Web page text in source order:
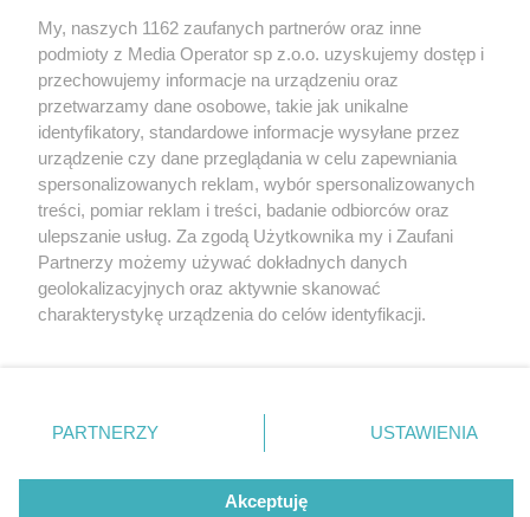
1 / 0
Wydawca mediów lokalnych
Nie zapomnij
zapoznać się z:
polityką prywatności regulamin korzystania z portali
Twojemiasto
Piekary Śląskie
Chorzów
Tarnowskie Góry
Gliwice
Skontakuj sięz nami
Kontakt
Wydawca
Redakcja
My, naszych 1162 zaufanych partnerów oraz inne
podmioty z Media Operator sp z.o.o. uzyskujemy dostęp i
przechowujemy informacje na urządzeniu oraz
przetwarzamy dane osobowe, takie jak unikalne
identyfikatory, standardowe informacje wysyłane przez
urządzenie czy dane przeglądania w celu zapewniania
spersonalizowanych reklam, wybór spersonalizowanych
treści, pomiar reklam i treści, badanie odbiorców oraz
ulepszanie usług. Za zgodą Użytkownika my i Zaufani
Partnerzy możemy używać dokładnych danych
geolokalizacyjnych oraz aktywnie skanować
charakterystykę urządzenia do celów identyfikacji.
zmienić/wycofać klikając przycisk ustawień prywatności
znajdujący się w lewym dolnym rogu strony
rodzaje przetwarzania danych nie wymagają zgody
użytkownika, ale masz prawo sprzeciwić się takiemu
PARTNERZY USTAWIENIA
Akceptuję